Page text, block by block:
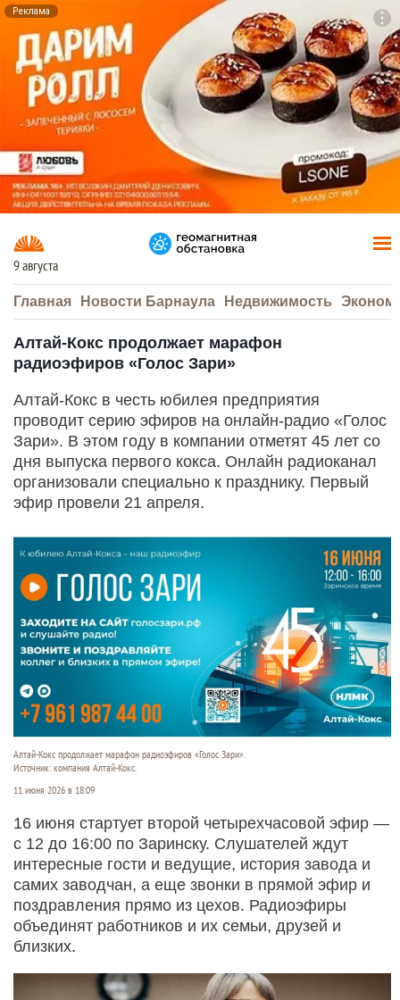
Реклама
9 августа
Главная Новости Барнаула Недвижимость
Алтай-Кокс продолжает марафон
радиоэфиров «Голос Зари»
Алтай-Кокс в честь юбилея предприятия
проводит серию эфиров на онлайн-радио «Голос
Зари». В этом году в компании отметят 45 лет со
дня выпуска первого кокса. Онлайн радиоканал
организовали специально к празднику. Первый
эфир провели 21 апреля.
Алтай-Кокс продолжает марафон радиоэфиров «Голос Зари».
Источник: компания Алтай-Кокс.
11 июня 2026 в 18:09
16 июня стартует второй четырехчасовой эфир —
с 12 до 16:00 по Заринску. Слушателей ждут
интересные гости и ведущие, история завода и
самих заводчан, а еще звонки в прямой эфир и
поздравления прямо из цехов. Радиоэфиры
объединят работников и их семьи, друзей и
близких.